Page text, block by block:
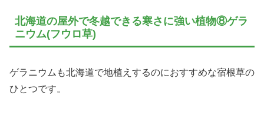
北海道の屋外で冬越できる寒さに強い植物⑧ゲラ
ニウム(フウロ草)
ゲラニウムも北海道で地植えするのにおすすめな宿根草の
ひとつです。